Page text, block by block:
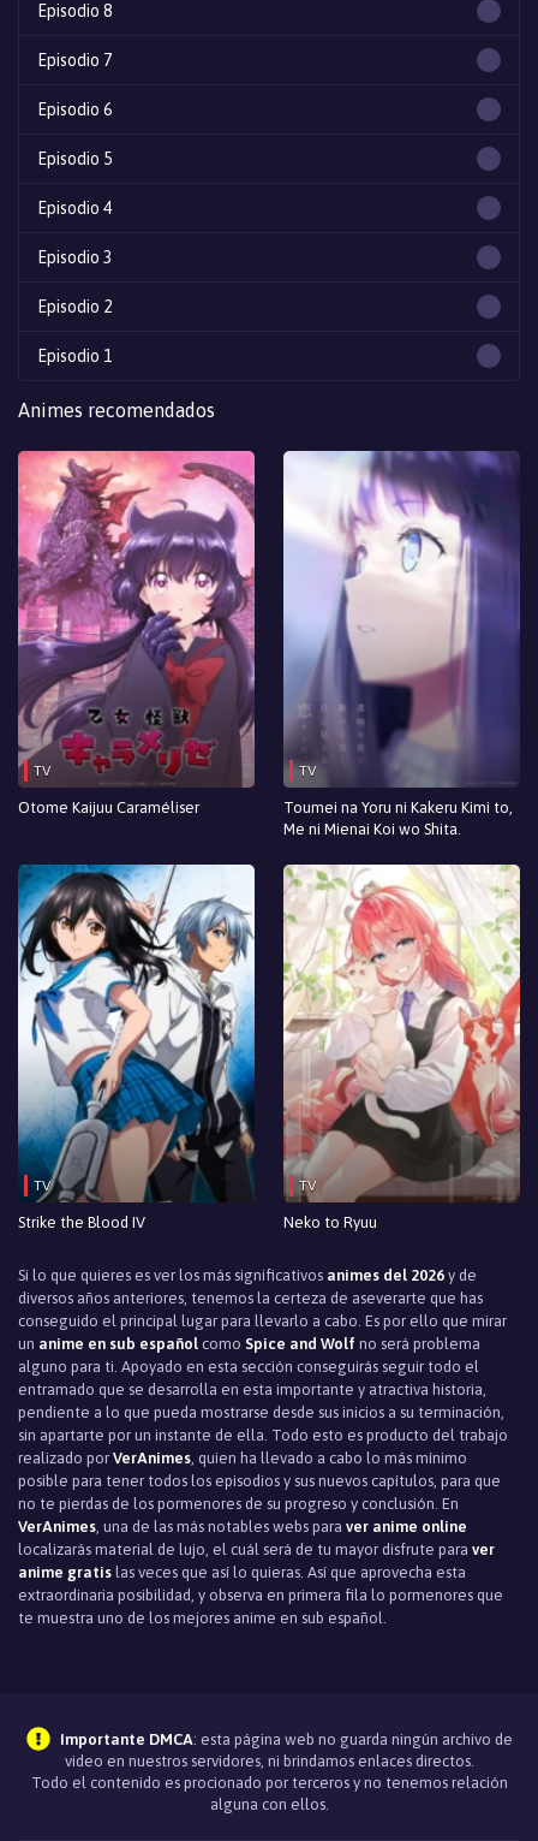
Episodio 8
Episodio 7
Episodio 6
Episodio 5
Episodio 4
Episodio 3
Episodio 2
Episodio 1
Animes recomendados
TV
Otome Kaijuu Caraméliser
TV
Toumei na Yoru ni Kakeru Kimi to,
Me ni Mienai Koi wo Shita.
TV
Strike the Blood IV
TV
Neko to Ryuu
Si lo que quieres es ver los más significativos animes del 2026 y de
diversos años anteriores, tenemos la certeza de aseverarte que has
conseguido el principal lugar para llevarlo a cabo. Es por ello que mirar
un anime en sub español como Spice and Wolf no será problema
alguno para ti. Apoyado en esta sección conseguirás seguir todo el
entramado que se desarrolla en esta importante y atractiva historia,
pendiente a lo que pueda mostrarse desde sus inicios a su terminación,
sin apartarte por un instante de ella. Todo esto es producto del trabajo
realizado por VerAnimes , quien ha llevado a cabo lo más mínimo
posible para tener todos los episodios y sus nuevos capítulos, para que
no te pierdas de los pormenores de su progreso y conclusión. En
VerAnimes , una de las más notables webs para ver anime online
localizarás material de lujo, el cuál será de tu mayor disfrute para ver
anime gratis las veces que así lo quieras. Así que aprovecha esta
extraordinaria posibilidad, y observa en primera fila lo pormenores que
te muestra uno de los mejores anime en sub español.
Importante DMCA: esta página web no guarda ningún archivo de
video en nuestros servidores, ni brindamos enlaces directos.
Todo el contenido es procionado por terceros y no tenemos relación
alguna con ellos.